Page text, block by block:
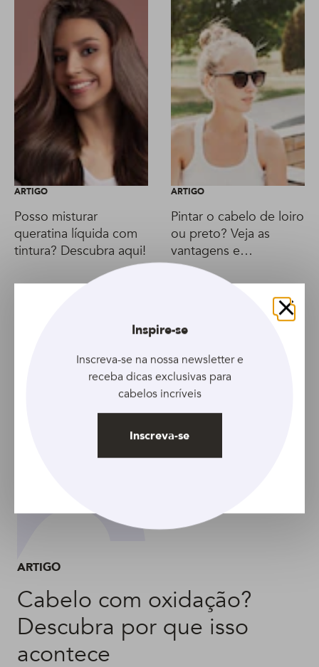
ARTIGO
Posso misturar
queratina líquida com
tintura? Descubra aqui!
ARTIGO
Pintar o cabelo de loiro
ou preto? Veja as
vantagens e
desvantagens das duas
colorações
ARTIGO
Cabelo com oxidação?
Descubra por que isso
acontece
Fechar
Inspire-se
Inscreva-se na nossa newsletter e
receba dicas exclusivas para
cabelos incríveis
Inscreva-se